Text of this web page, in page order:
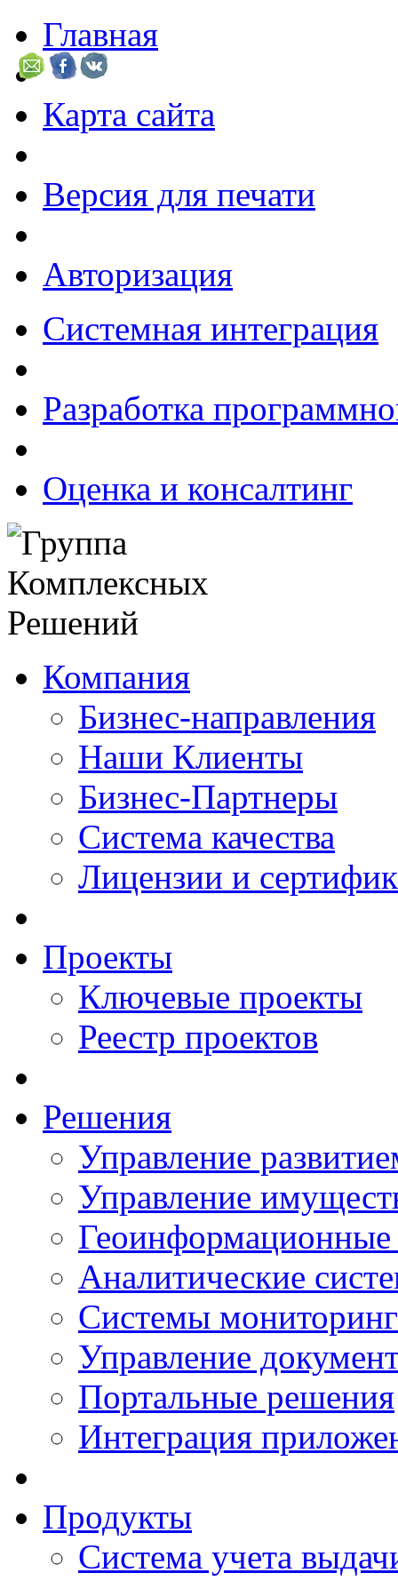
Главная
Карта сайта
Версия для печати
Авторизация
Системная интеграция
Разработка
Оценка и консалтинг
Компания
Бизнес-направления
Наши Клиенты
Бизнес-Партнеры
Система качества
Лицензии и
Проекты
Ключевые проекты
Реестр проектов
Решения
Управление
Управление
Аналитические
Системы
Управление
Портальные решения
Интеграция
Продукты
Система учета